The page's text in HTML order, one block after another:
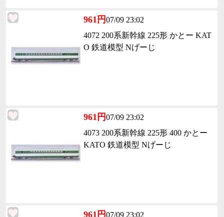
961円07/09 23:02
4072 200系新幹線 225形 かとー KAT
O 鉄道模型 Nげーじ
961円07/09 23:02
4073 200系新幹線 225形 400 かとー
KATO 鉄道模型 Nげーじ
961円07/09 23:02